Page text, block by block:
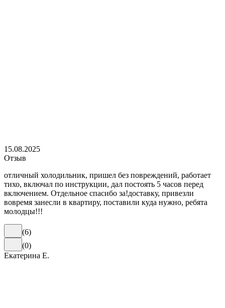
15.08.2025
Отзыв
отличный холодильник, пришел без повреждений, работает
тихо, включал по инструкции, дал постоять 5 часов перед
включением. Отдельное спасибо за!доставку, привезли
вовремя занесли в квартиру, поставили куда нужно, ребята
молодцы!!!
(6)
(0)
Екатерина Е.